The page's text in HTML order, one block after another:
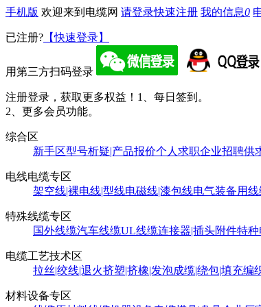
手机版 欢迎来到电缆网 请登录快速注册 我的信息0
已注册? 【快速登录】
用第三方扫码登录
注册登录，获取更多权益！ 1、每日签到。
2、更多会员功能。
综合区
新手区型号析疑|产品报价个人求职企业招聘供
电线电缆专区
架空线|裸电线|型线电磁线|漆包线电气装备用线
特殊线缆专区
国外线缆汽车线缆UL线缆连接器|插头附件特
电缆工艺技术区
拉丝|绞线|退火挤塑|挤橡|发泡成缆|绕包|填充编
材料设备专区